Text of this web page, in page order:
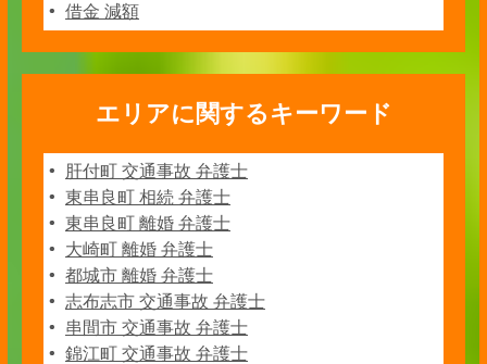
借金 減額
エリアに関するキーワード
肝付町 交通事故 弁護士
東串良町 相続 弁護士
東串良町 離婚 弁護士
大崎町 離婚 弁護士
都城市 離婚 弁護士
志布志市 交通事故 弁護士
串間市 交通事故 弁護士
錦江町 交通事故 弁護士